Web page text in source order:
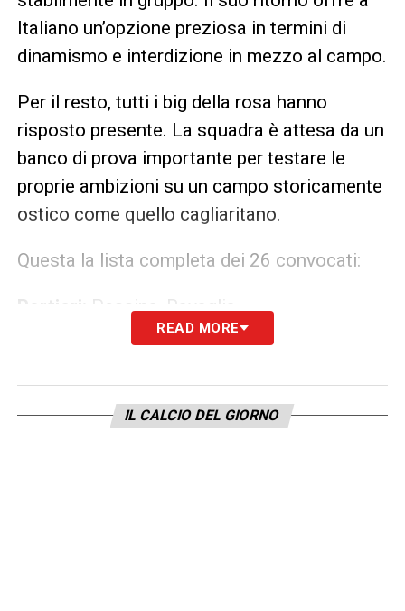
Italiano un’opzione preziosa in termini di
dinamismo e interdizione in mezzo al campo.
Per il resto, tutti i big della rosa hanno
risposto presente. La squadra è attesa da un
banco di prova importante per testare le
proprie ambizioni su un campo storicamente
ostico come quello cagliaritano.
Questa la lista completa dei 26 convocati:
Portieri:
Pessina, Ravaglia,
Difensori:casale, De Silvestri,
Miranda, Vitik,
Zortea.Centrocampisti:Fabbian, Ferguson,
READ MORE
IL CALCIO DEL GIORNO